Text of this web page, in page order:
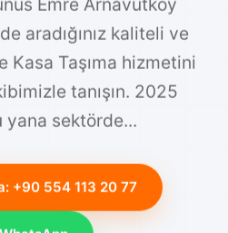
aradığınız kaliteli ve
Kasa Taşıma hizmetini
tanışın. 2025
yana sektörde...